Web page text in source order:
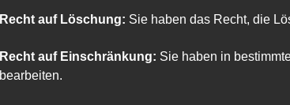
Recht auf Löschung: Sie haben das Recht, die
Recht auf Einschränkung: Sie haben in
bearbeiten.